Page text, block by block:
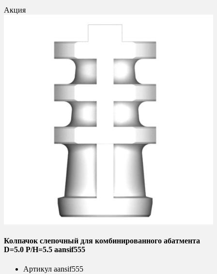
Акция
Колпачок слепочный для комбинированного абатмента
D=5.0 P/H=5.5 aansif555
Артикул aansif555